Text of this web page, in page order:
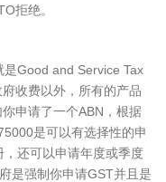
拒绝。
Good and Service Tax
收费以外，所有的产品
申请了一个ABN，根据
是可以有选择性的申
还可以申请年度或季度
是强制你申请GST并且是